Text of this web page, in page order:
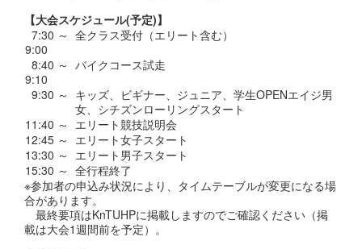
【大会スケジュール(予定)】
7:30 ～
9:00
全クラス受付（エリート含む）
8:40 ～
9:10
バイクコース試走
9:30 ～ キッズ、ビギナー、ジュニア、学生OPENエイジ男
女、シチズンローリングスタート
11:40 ～ エリート競技説明会
12:45 ～ エリート女子スタート
13:30 ～ エリート男子スタート
15:30 ～ 全行程終了
※参加者の申込み状況により、タイムテーブルが変更になる場
合があります。
最終要項はKnTUHPに掲載しますのでご確認ください（掲
載は大会1週間前を予定）。